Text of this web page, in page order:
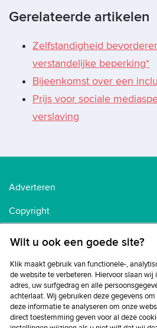
Gerelateerde artikelen
Zelfstandigheid
verstandelijke beperking*
Bijeenkomst over een
Prijs voor sociale
verslaving
Adverteren
Copyright
Privacybeleid
Disclaimer
Wilt u ook een goede site?
Klik maakt gebruik van functionele-,
de website te verbeteren. Hiervoor slaan wij
adres, uw surfgedrag en alle
achterlaat. Wij gebruiken deze gegevens
deze informatie te analyseren om onze
direct toestemming geven voor al deze